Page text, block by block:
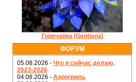
Горечавка (Gentiana)
ФОРУМ
05.08.2026 - Что я сейчас делаю,
2023-2026
04.08.2026 - Аэрогриль